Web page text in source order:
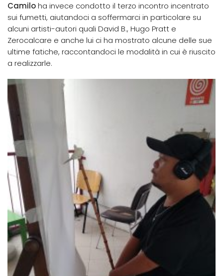
Camiloha invece condotto il terzo incontro incentrato
sui fumetti, aiutandoci a soffermarci in particolare su
alcuni artisti-autori quali David B., Hugo Pratt e
Zerocalcare e anche lui ci ha mostrato alcune delle sue
ultime fatiche, raccontandoci le modalità in cui è riuscito
a realizzarle.